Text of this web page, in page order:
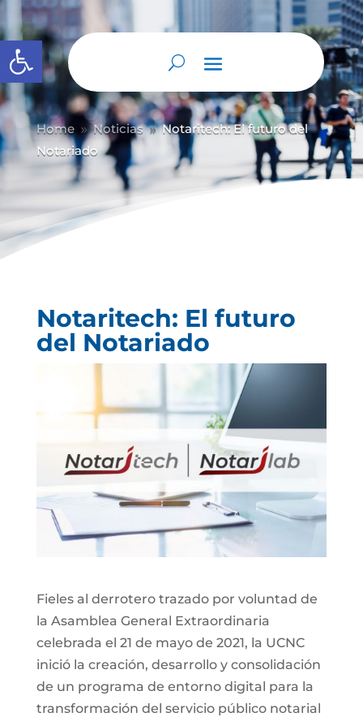
Abrir barra de herramientas
Home 9 Noticias 9 Notaritech: El futuro del
Notariado
Notaritech: El futuro
del Notariado
Fieles al derrotero trazado por voluntad de
la Asamblea General Extraordinaria
celebrada el 21 de mayo de 2021, la UCNC
inició la creación, desarrollo y consolidación
de un programa de entorno digital para la
transformación del servicio público notarial